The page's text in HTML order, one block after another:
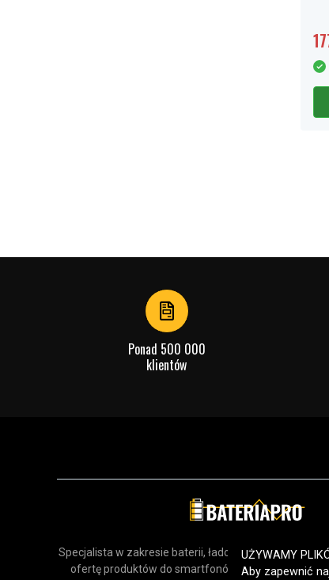
Ponad 500 000
klientów
Specjalista w zakresie baterii, ładowarek i akcesoriów.
ofertę produktów do smartfonów, urządzeń
UŻYWAMY
Aby zapewnić